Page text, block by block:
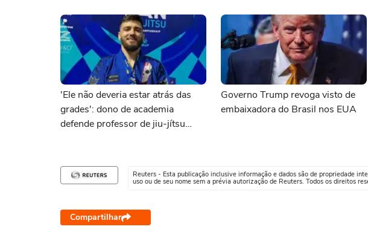
'Ele não deveria estar atrás das
grades': dono de academia
defende professor de jiu-jítsu
Governo Trump revoga visto de
embaixadora do Brasil nos EUA
Reuters - Esta publicação inclusive informação e dados são de propriedade
uso ou de seu nome sem a prévia autorização de Reuters. Todos os direitos
Compartilhar